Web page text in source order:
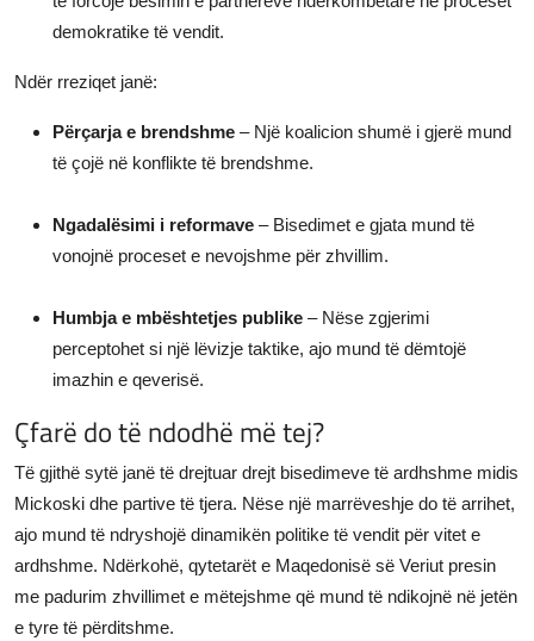
demokratike të vendit.
Ndër rreziqet janë:
Përçarja e brendshme – Një koalicion shumë i gjerë mund
të çojë në konflikte të brendshme.
Ngadalësimi i reformave – Bisedimet e gjata mund të
vonojnë proceset e nevojshme për zhvillim.
Humbja e mbështetjes publike – Nëse zgjerimi
perceptohet si një lëvizje taktike, ajo mund të dëmtojë
imazhin e qeverisë.
Çfarë do të ndodhë më tej?
Të gjithë sytë janë të drejtuar drejt bisedimeve të ardhshme midis
Mickoski dhe partive të tjera. Nëse një marrëveshje do të arrihet,
ajo mund të ndryshojë dinamikën politike të vendit për vitet e
ardhshme. Ndërkohë, qytetarët e Maqedonisë së Veriut presin
me padurim zhvillimet e mëtejshme që mund të ndikojnë në jetën
e tyre të përditshme.